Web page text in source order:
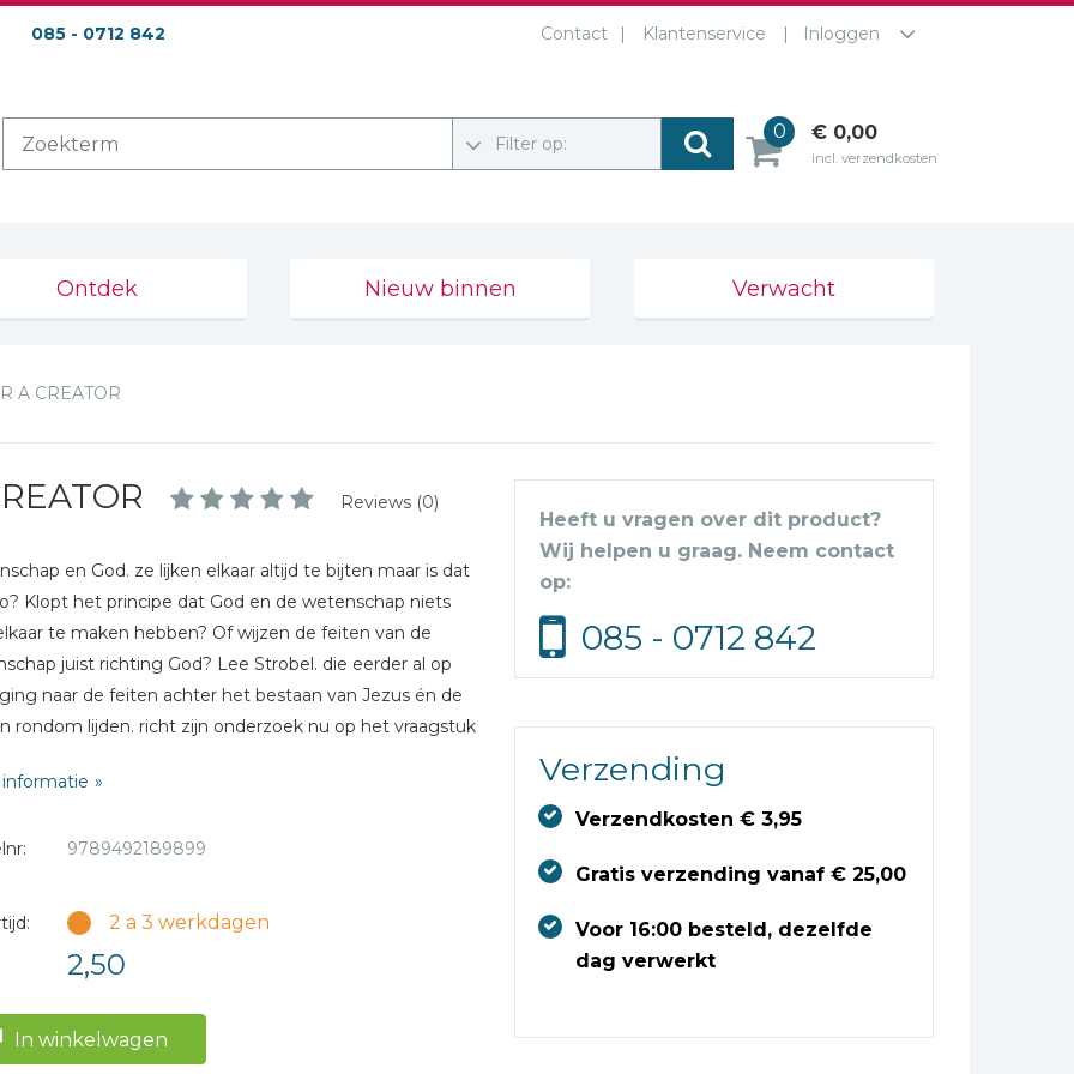
085 - 0712 842 Contact Klantenservice Inloggen
Filter op:
0 € 0,00
incl. verzendkosten
Ontdek Nieuw binnen Verwacht
A CREATOR
Reviews (0)
en God. ze lijken elkaar altijd te bijten maar is dat
Klopt het principe dat God en de wetenschap niets
te maken hebben? Of wijzen de feiten van de
juist richting God? Lee Strobel. die eerder al op
naar de feiten achter het bestaan van Jezus én de
rondom lijden. richt zijn onderzoek nu op het vraagstuk
Strobel diverse topwetenschappers met vragen over
ontwikkeling van de aarde. Blijft zijn tijdens z'n
overeind en is alles door toeval ontstaan? Of
toch het gevolg van de hand van een Schepper?
en wordt het steeds lastiger te blijven geloven in leven
toeval is ontstaan.
9789492189899
2 a 3 werkdagen
2,50
In winkelwagen
Heeft u vragen over dit product?
Wij helpen u graag. Neem contact
op:
085 - 0712 842
Verzending
Verzendkosten € 3,95
Gratis verzending vanaf € 25,00
Voor 16:00 besteld, dezelfde
dag verwerkt